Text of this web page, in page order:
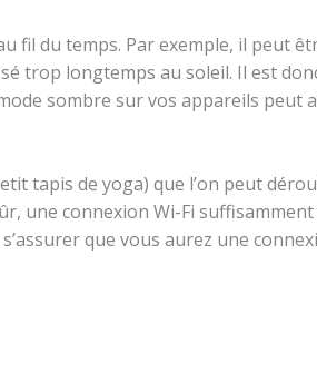
fil du temps. Par exemple, il peut
trop longtemps au soleil. Il est
sombre sur vos appareils peut
tapis de yoga) que l’on peut
une connexion Wi-Fi
que vous aurez une